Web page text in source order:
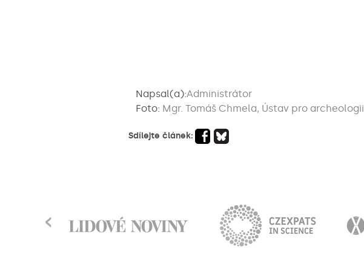
Napsal(a):Administrátor
Foto: Mgr. Tomáš Chmela, Ústav pro archeologii
Sdílejte článek:
‹